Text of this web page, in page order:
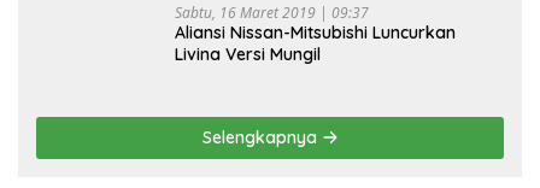
Sabtu, 16 Maret 2019 | 09:37
Aliansi Nissan-Mitsubishi Luncurkan
Livina Versi Mungil
Selengkapnya